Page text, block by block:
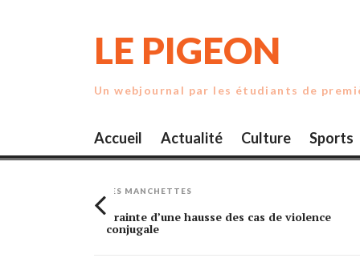
LE PIGEON
Un webjournal par les étudiants de
Accueil Actualité Culture Sports
LES MANCHETTES
Crainte d’une hausse des cas de violence
conjugale